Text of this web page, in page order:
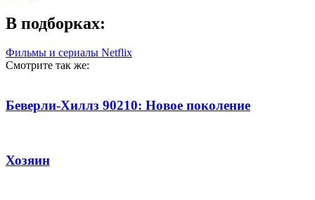
В подборках:
Фильмы и сериалы Netflix
Смотрите так же:
Беверли-Хиллз 90210: Новое поколение
Хозяин